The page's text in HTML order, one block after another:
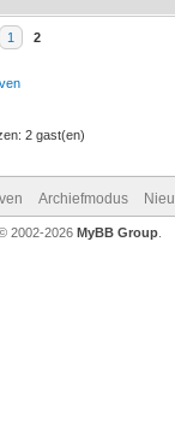
1 2
2 gast(en)
Archiefmodus
© 2002-2026 MyBB Group